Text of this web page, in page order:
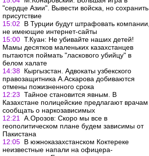
"сердце Азии". Вывести войска, но сохранить
присутствие
15:02
В Турции будут штрафовать компании,
не имеющие интернет-сайты
15:00 Т.Куан: Не убивайте наших детей!
Мамы десятков маленьких казахстанцев
пытаются поймать "ласкового убийцу" в
белом халате
14:38 Кыргызстан. Адвокаты узбекского
правозащитника А.Аскарова добиваются
отмены пожизненного срока
12:23 Тайное становится явным. В
Казахстане полицейские предлагают врачам
сообщать о наркозависимых
12:21
А.Орозов: Скоро мы все в
геополитическом плане будем зависимы от
Пакистана
12:05 В южноказахстанском Коктереке
неизвестные напали на офицера-